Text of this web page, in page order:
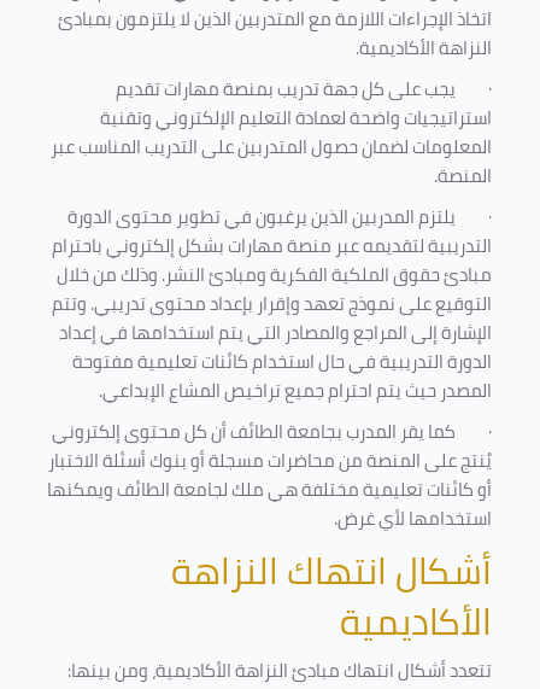
اتخاذ الإجراءات اللازمة مع المتدربين الذين لا يلتزمون بمبادئ
النزاهة الأكاديمية.
· يجب على كل جهة تدريب بمنصة مهارات تقديم
استراتيجيات واضحة لعمادة التعليم الإلكتروني وتقنية
المعلومات لضمان حصول المتدربين على التدريب المناسب عبر
المنصة.
· يلتزم المدربين الذين يرغبون في تطوير محتوى الدورة
التدريبية لتقديمه عبر منصة مهارات بشكل إلكتروني باحترام
مبادئ حقوق الملكية الفكرية ومبادئ النشر. وذلك من خلال
التوقيع على نموذج تعهد وإقرار بإعداد محتوى تدريبي. وتتم
الإشارة إلى المراجع والمصادر التي يتم استخدامها في إعداد
الدورة التدريبية في حال استخدام كائنات تعليمية مفتوحة
المصدر حيث يتم احترام جميع تراخيص المشاع الإبداعي.
· كما يقر المدرب بجامعة الطائف أن كل محتوى إلكتروني
يُنتج على المنصة من محاضرات مسجلة أو بنوك أسئلة الاختبار
أو كائنات تعليمية مختلفة هي ملك لجامعة الطائف ويمكنها
استخدامها لأي غرض.
أشكال انتهاك النزاهة
الأكاديمية
تتعدد أشكال انتهاك مبادئ النزاهة الأكاديمية، ومن بينها: